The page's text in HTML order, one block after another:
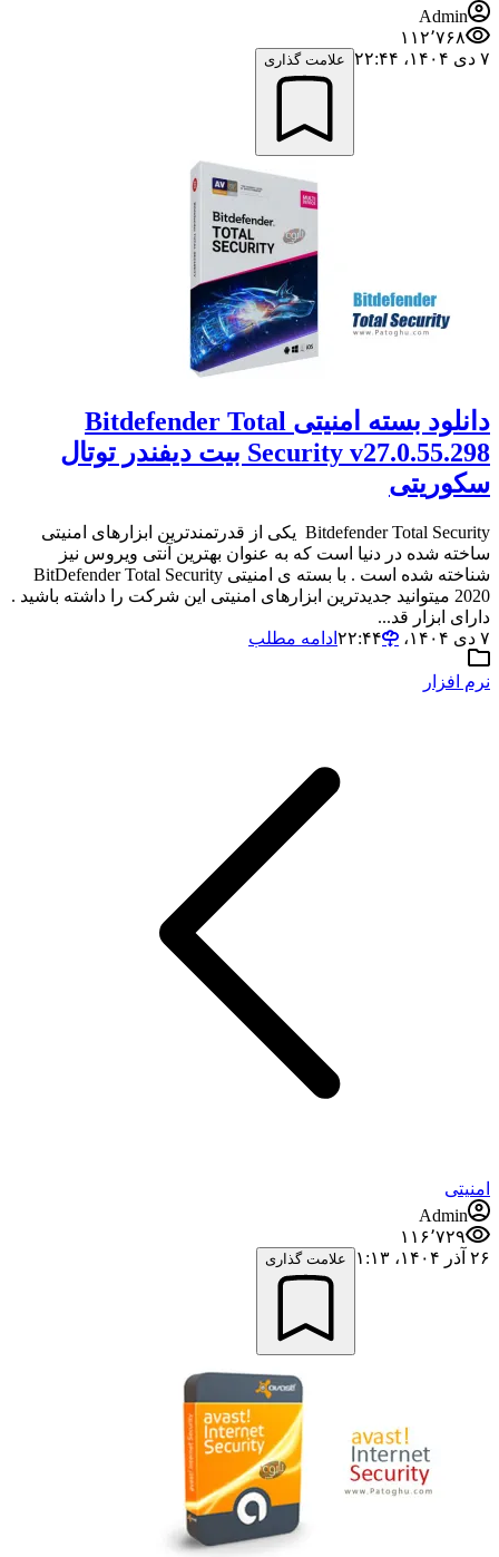
Admin
۱۱۲٬۷۶۸
۷ دی ۱۴۰۴،‏ ۲۲:۴۴
علامت گذاری
دانلود بسته امنیتی Bitdefender Total
Security v27.0.55.298 بیت دیفندر توتال
سکوریتی
Bitdefender Total Security یکی از قدرتمندترین ابزارهای امنیتی
ساخته شده در دنیا است که به عنوان بهترین آنتی ویروس نیز
شناخته شده است . با بسته ی امنیتی BitDefender Total Security
2020 میتوانید جدیدترین ابزارهای امنیتی این شرکت را داشته باشید .
دارای ابزار قد...
۷ دی ۱۴۰۴،‏ ۲۲:۴۴
ادامه مطلب
نرم افزار
امنیتی
Admin
۱۱۶٬۷۲۹
۲۶ آذر ۱۴۰۴،‏ ۱:۱۳
علامت گذاری